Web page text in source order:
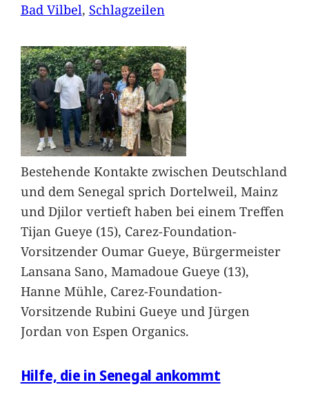
Bad Vilbel, Schlagzeilen
Bestehende Kontakte zwischen Deutschland
und dem Senegal sprich Dortelweil, Mainz
und Djilor vertieft haben bei einem Treffen
Tijan Gueye (15), Carez-Foundation-
Vorsitzender Oumar Gueye, Bürgermeister
Lansana Sano, Mamadoue Gueye (13),
Hanne Mühle, Carez-Foundation-
Vorsitzende Rubini Gueye und Jürgen
Jordan von Espen Organics.
Hilfe, die in Senegal ankommt